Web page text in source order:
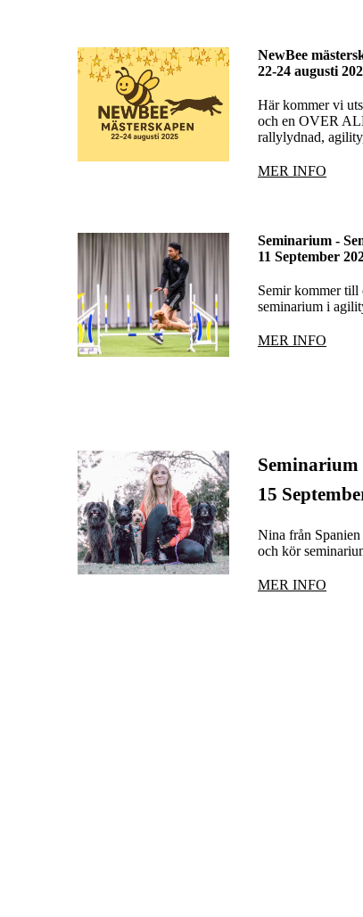
NewBee
22-24 augusti
Här kommer vi
och en OVER
rallylydnad,
MER INFO
Seminarium -
11 September
Semir kommer till
seminarium i
MER INFO
15
Nina från
och kör
MER INFO